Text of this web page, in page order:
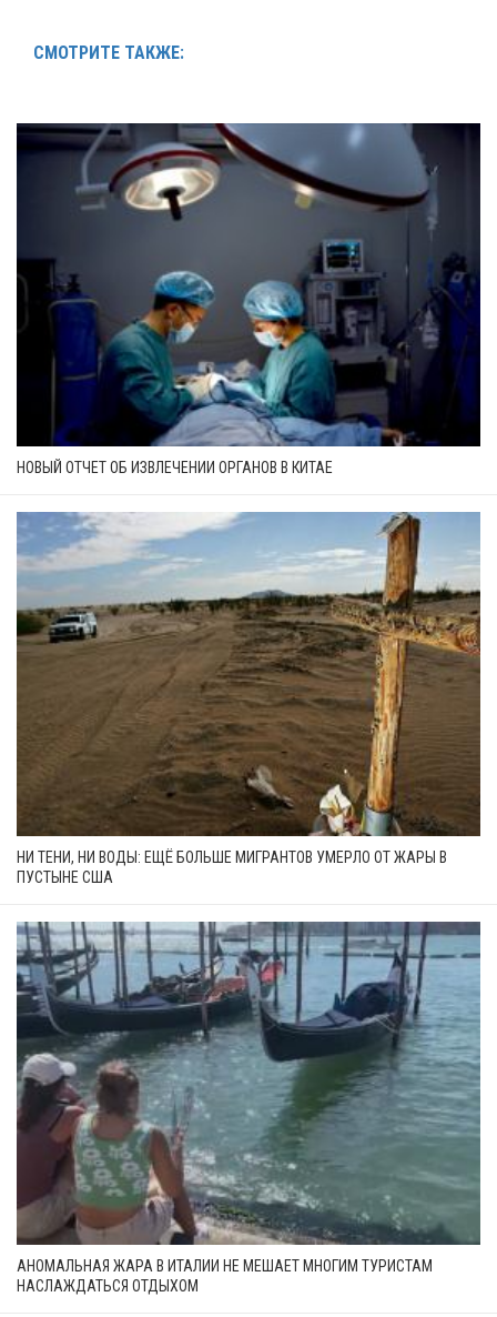
СМОТРИТЕ ТАКЖЕ:
НОВЫЙ ОТЧЕТ ОБ ИЗВЛЕЧЕНИИ ОРГАНОВ В КИТАЕ
НИ ТЕНИ, НИ ВОДЫ: ЕЩЁ БОЛЬШЕ МИГРАНТОВ УМЕРЛО ОТ ЖАРЫ В
ПУСТЫНЕ США
АНОМАЛЬНАЯ ЖАРА В ИТАЛИИ НЕ МЕШАЕТ МНОГИМ ТУРИСТАМ
НАСЛАЖДАТЬСЯ ОТДЫХОМ